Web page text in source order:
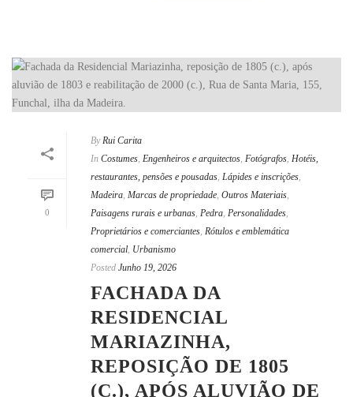
0
By Rui Carita
In Costumes, Engenheiros e arquitectos, Fotógrafos, Hotéis,
restaurantes, pensões e pousadas, Lápides e inscrições,
Madeira, Marcas de propriedade, Outros Materiais,
Paisagens rurais e urbanas, Pedra, Personalidades,
Proprietários e comerciantes, Rótulos e emblemática
comercial, Urbanismo
Posted Junho 19, 2026
FACHADA DA
RESIDENCIAL
MARIAZINHA,
REPOSIÇÃO DE 1805
(C.), APÓS ALUVIÃO DE